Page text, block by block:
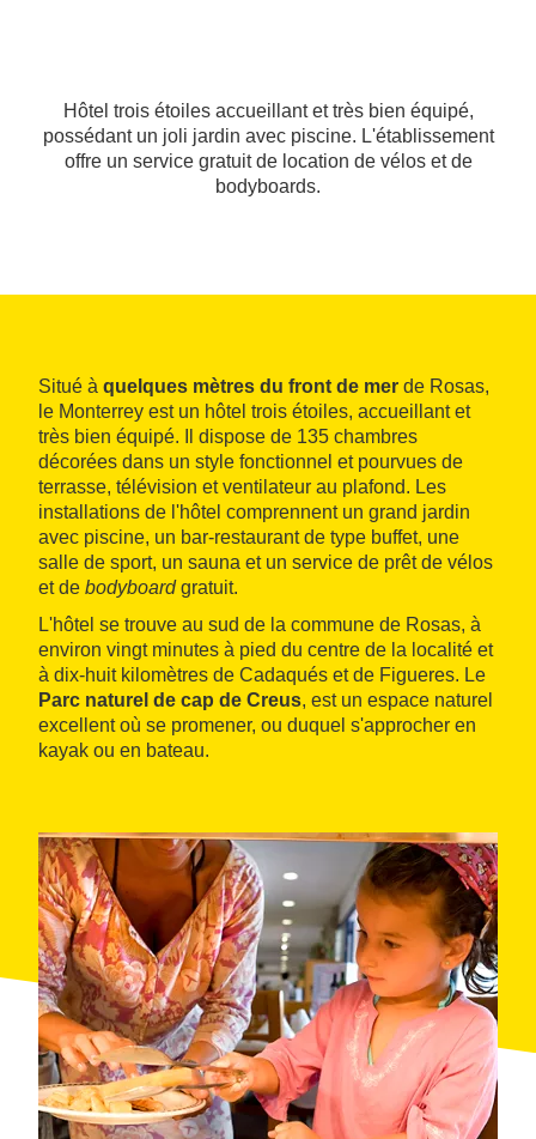
Hôtel trois étoiles accueillant et très bien équipé,
possédant un joli jardin avec piscine. L'établissement
offre un service gratuit de location de vélos et de
bodyboards.
Situé à quelques mètres du front de mer de Rosas,
le Monterrey est un hôtel trois étoiles, accueillant et
très bien équipé. Il dispose de 135 chambres
décorées dans un style fonctionnel et pourvues de
terrasse, télévision et ventilateur au plafond. Les
installations de l'hôtel comprennent un grand jardin
avec piscine, un bar-restaurant de type buffet, une
salle de sport, un sauna et un service de prêt de vélos
et de bodyboardgratuit.
L'hôtel se trouve au sud de la commune de Rosas, à
environ vingt minutes à pied du centre de la localité et
à dix-huit kilomètres de Cadaqués et de Figueres. Le
Parc naturel de cap de Creus, est un espace naturel
excellent où se promener, ou duquel s'approcher en
kayak ou en bateau.